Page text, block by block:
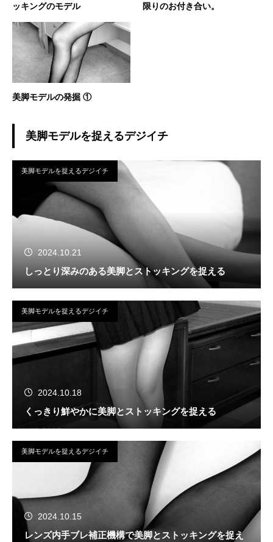
ッキングのモデル 限りのお付き合い。
美脚モデルの発掘 ①
美脚モデルを捉えるデジイチ
美脚モデルを捉えるデジイチ
2024.10.21
しっとり深みのある美脚とストッキングを捉える
美脚モデルを捉えるデジイチ
2024.10.18
くっきり鮮やかに美脚とストッキングを捉える
美脚モデルを捉えるデジイチ
2024.10.15
レンズ内手ブレ補正機構で美脚とストッキングを捉え